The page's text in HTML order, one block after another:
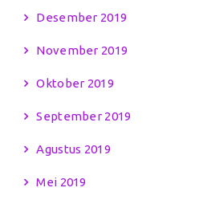
Desember 2019
November 2019
Oktober 2019
September 2019
Agustus 2019
Mei 2019